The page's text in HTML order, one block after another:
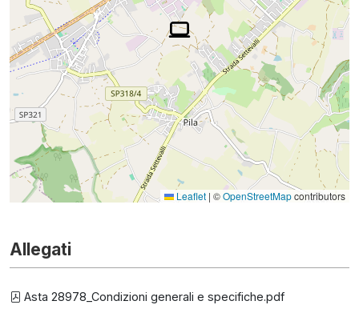
Leaflet | ©OpenStreetMapcontributors
Allegati
Asta 28978_Condizioni generali e specifiche.pdf